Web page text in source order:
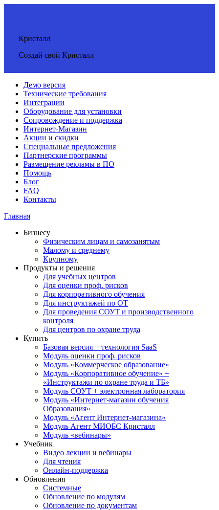
Кристалл
Создай свой Кристалл
Демо версия
Технические требования
Интеграции
Оборудование для установки
Сопровождение и поддержка
Интернет-Магазин
Акции и скидки
Специальные предложения
Партнерские программы
Размещение рекламы в ПО
Помощь
Блог
FAQ
Контакты
Главная
Бизнесу
Физическим лицам и самозанятым
Малому и среднему
Крупному
Продукты и решения
Для учебных центров
Для оценки проф. рисков
Для корпоративного обучения
Для инструктажей по ОТ
Для проведения СОУТ и производственного
контроля
Для центров по охране труда
Купить
Базовая версия + технология SaaS
Модуль оценки проф. рисков
Модуль «Коммерческое образование»
Модуль «Корпоративное обучение» +
«Инструктажи по охране труда и ТБ»
Модуль СОУТ + электронная лаборатория
Модуль «Интернет-магазин обучения
Образования»
Модуль «Агент Интернет-магазина»
Модуль Агент МИОБС Кристалл
Модуль «вебинары»
Учебник
Видео лекции и вебинары
Для чтения
Онлайн-поддержка
Обновления
Системные
Обновление по модулям
Обновление по документам